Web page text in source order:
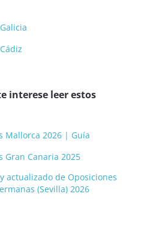
interese leer estos
Mallorca 2026 | Guía
Gran Canaria 2025
actualizado de Oposiciones
(Sevilla) 2026